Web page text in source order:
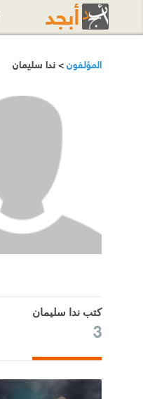
المؤلفون> ندا سليمان
كتب ندا سليمان
3